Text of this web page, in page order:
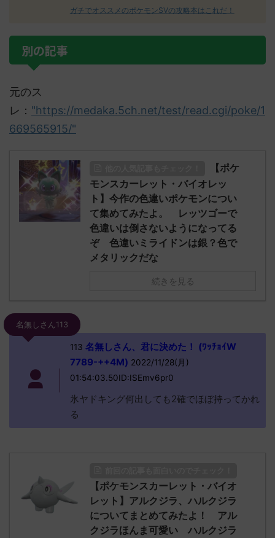
ガチでオススメのポケモンSVの攻略本はこれだ！
別の記事
元のス
レ： "https://medaka.5ch.net/test/read.cgi/poke/1
669565915/"
【ポケ
モンスカーレット・バイオレッ
ト】今作の色違いポケモンについ
て集めてみたよ。 レッツゴーで
色違いは倒さないようになってる
ぞ 色違いミライドンは銀？色で
メタリックだな
続きを見る
名無しさん113
113 名無しさん、君に決めた！ (ﾜｯﾁｮｲW
7789-++4M) 2022/11/28(月)
01:54:03.50ID:ISEmv6pr0
氷ヤドキング何出しても2確でほぼ持ってかれ
る
【ポケモンスカーレット・バイオ
レット】アルクジラ、ハルクジラ
についてまとめてみたよ！ アル
クジラほんま可愛い ハルクジラ